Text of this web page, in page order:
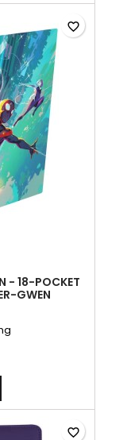
- 18-POCKET
GWEN
favorite_border
favorite_border